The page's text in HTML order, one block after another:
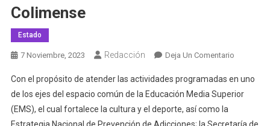
Colimense
Estado
7 Noviembre, 2023 Redacción Deja Un ComentarioEn
De
Educación
Unidad,
Con el propósito de atender las actividades programadas en uno
de los ejes del espacio común de la Educación Media Superior
(EMS), el cual fortalece la cultura y el deporte, así como la